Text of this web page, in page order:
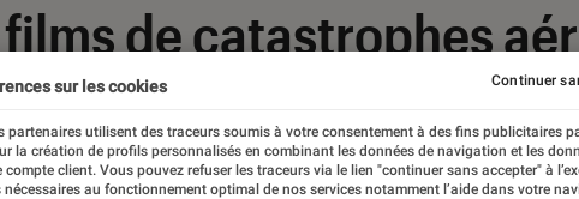
de catastrophes
prendre l’avion
sur les cookies
partenaires utilisent des traceurs soumis à votre consentement à des fins publicitaires
la création de profils personnalisés en combinant les données de navigation et les
compte client. Vous pouvez refuser les traceurs via le lien "continuer sans accepter" à
nécessaires au fonctionnement optimal de nos services notamment l’aide dans votre
Continuer